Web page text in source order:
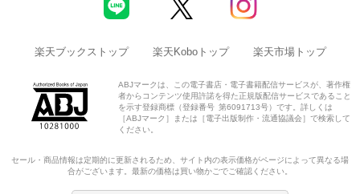
楽天ブックストップ 楽天Koboトップ 楽天市場トップ
ABJマークは、この電子書店・電子書籍配信サービスが、著作権
者からコンテンツ使用許諾を得た正規版配信サービスであること
を示す登録商標（登録番号 第6091713号）です。詳しくは
［ABJマーク］または［電子出版制作・流通協議会］で検索して
ください。
セール・商品情報は定期的に更新されるため、サイト内の表示価格がページによって異なる場
合がございます。最新の価格は買い物かごでご確認ください。